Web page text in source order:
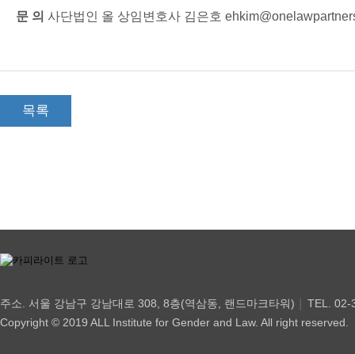
문 의 사단법인 올 상임변호사 김은호
목록
주소. 서울 강남구 강남대로 308, 8층(역삼동, 랜드마크타워)
TEL.
Copyright © 2019 ALL Institute for Gender and Law. All right reserved.